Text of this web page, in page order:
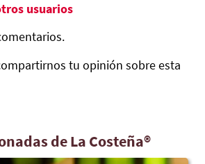
usuarios
tu opinión sobre esta
de La Costeña®